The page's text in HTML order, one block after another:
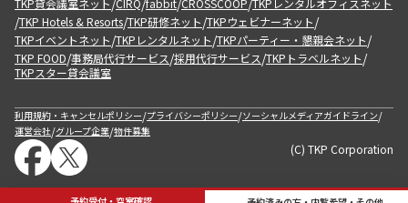
予約受付・空室確認
/TKP Hotels & Resorts/TKP研修ネット/TKPウェビナーネット/
TKPイベントネット/TKPレンタルネット/TKPパーティー・懇親会ネット/
TKP FOOD/事務局代行サービス/採用代行サービス/TKPトラベルネット/
TKPスター貸会議室
利用規約・キャンセルポリシー/プライバシーポリシー/ソーシャルメディアガイドライン/
運営会社/グループ企業/物件募集
(C) TKP Corporation